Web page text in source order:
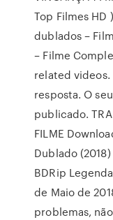
Top Filmes HD
dublados –
– Filme
related videos.
resposta. O
publicado.
FILME
Dublado
BDRip
de Maio de
problemas,